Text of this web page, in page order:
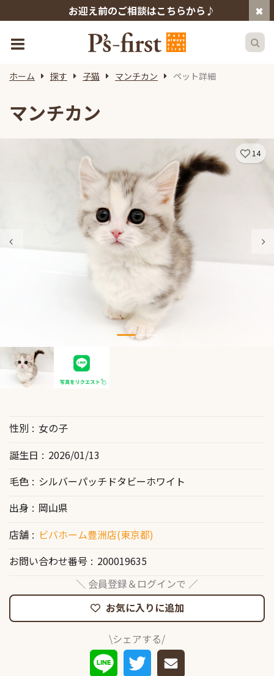
お迎え前のご相談はこちらから♪
ホーム 探す 子猫 マンチカン ペット詳細
マンチカン
14
性別
女の子
誕生日
2026/01/13
毛色
シルバーパッチドタビーホワイト
出身
岡山県
店舗
ビバホーム豊洲店(東京都)
お問い合わせ番号
200019635
＼ 会員登録＆ログインで ／
お気に入りに追加
\シェアする/